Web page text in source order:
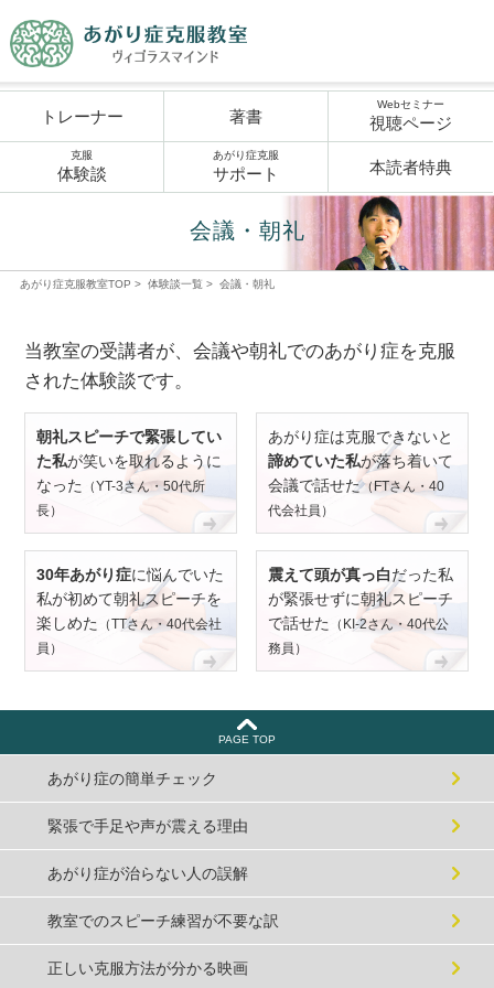
トレーナー 著書
Webセミナー
視聴ページ
克服
体験談
あがり症克服
サポート 本読者特典
会議・朝礼
あがり症克服教室TOP > 体験談一覧 > 会議・朝礼
当教室の受講者が、会議や朝礼でのあがり症を克服
された体験談です。
朝礼スピーチで緊張してい
た私が笑いを取れるように
なった
（YT-3さん・50代所
長）
あがり症は克服できないと
諦めていた私が落ち着いて
会議で話せた（FTさん・40
代会社員）
30年あがり症に悩んでいた
私が初めて朝礼スピーチを
楽しめた
（TTさん・40代会社
員）
震えて頭が真っ白だった私
が緊張せずに朝礼スピーチ
で話せた
（KI-2さん・40代公
務員）
PAGE TOP
あがり症の簡単チェック
緊張で手足や声が震える理由
あがり症が治らない人の誤解
教室でのスピーチ練習が不要な訳
正しい克服方法が分かる映画